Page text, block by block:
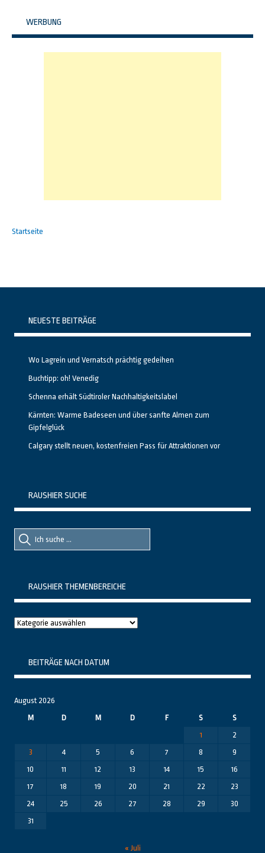
WERBUNG
Startseite
NEUESTE BEITRÄGE
Wo Lagrein und Vernatsch prächtig gedeihen
Buchtipp: oh! Venedig
Schenna erhält Südtiroler Nachhaltigkeitslabel
Kärnten: Warme Badeseen und über sanfte Almen zum
Gipfelglück
Calgary stellt neuen, kostenfreien Pass für Attraktionen vor
RAUSHIER SUCHE
Suche
nach::
Suche
nach:
RAUSHIER THEMENBEREICHE
Raushier
BEITRÄGE NACH DATUM
August 2026
M
D M D F S
S
1
2
3
4 5 6 7 8
9
10
11 12 13 14 15
16
17
18 19 20 21 22
23
24
25 26 27 28 29
30
31
« Juli